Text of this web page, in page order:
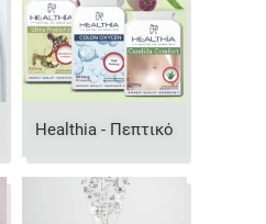
Healthia - Πεπτικό